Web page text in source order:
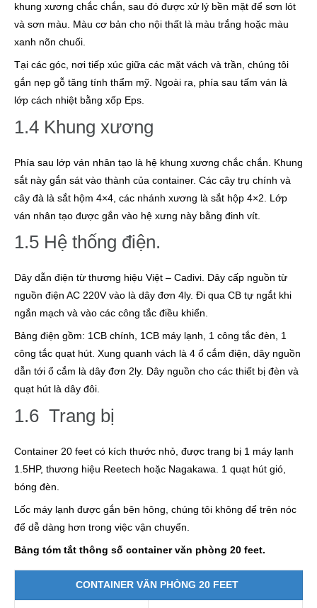
khung xương chắc chắn, sau đó được xử lý bền mặt để sơn lót
và sơn màu. Màu cơ bản cho nội thất là màu trắng hoặc màu
xanh nõn chuối.
Tại các góc, nơi tiếp xúc giữa các mặt vách và trần, chúng tôi
gắn nẹp gỗ tăng tính thẩm mỹ. Ngoài ra, phía sau tấm ván là
lớp cách nhiệt bằng xốp Eps.
1.4 Khung xương
Phía sau lớp ván nhân tạo là hệ khung xương chắc chắn. Khung
sắt này gắn sát vào thành của container. Các cây trụ chính và
cây đà là sắt hộm 4×4, các nhánh xương là sắt hộp 4×2. Lớp
ván nhân tạo được gắn vào hệ xưng này bằng đinh vít.
1.5 Hệ thống điện.
Dây dẫn điện từ thương hiệu Việt – Cadivi. Dây cấp nguồn từ
nguồn điện AC 220V vào là dây đơn 4ly. Đi qua CB tự ngắt khi
ngắn mạch và vào các công tắc điều khiển.
Bảng điện gồm: 1CB chính, 1CB máy lạnh, 1 công tắc đèn, 1
công tắc quạt hút. Xung quanh vách là 4 ổ cắm điện, dây nguồn
dẫn tới ổ cắm là dây đơn 2ly. Dây nguồn cho các thiết bị đèn và
quạt hút là dây đôi.
1.6 Trang bị
Container 20 feet có kích thước nhỏ, được trang bị 1 máy lạnh
1.5HP, thương hiệu Reetech hoặc Nagakawa. 1 quạt hút gió,
bóng đèn.
Lốc máy lạnh được gắn bên hông, chúng tôi không để trên nóc
để dễ dàng hơn trong việc vận chuyển.
Bảng tóm tắt thông số container văn phòng 20 feet.
CONTAINER VĂN PHÒNG 20 FEET